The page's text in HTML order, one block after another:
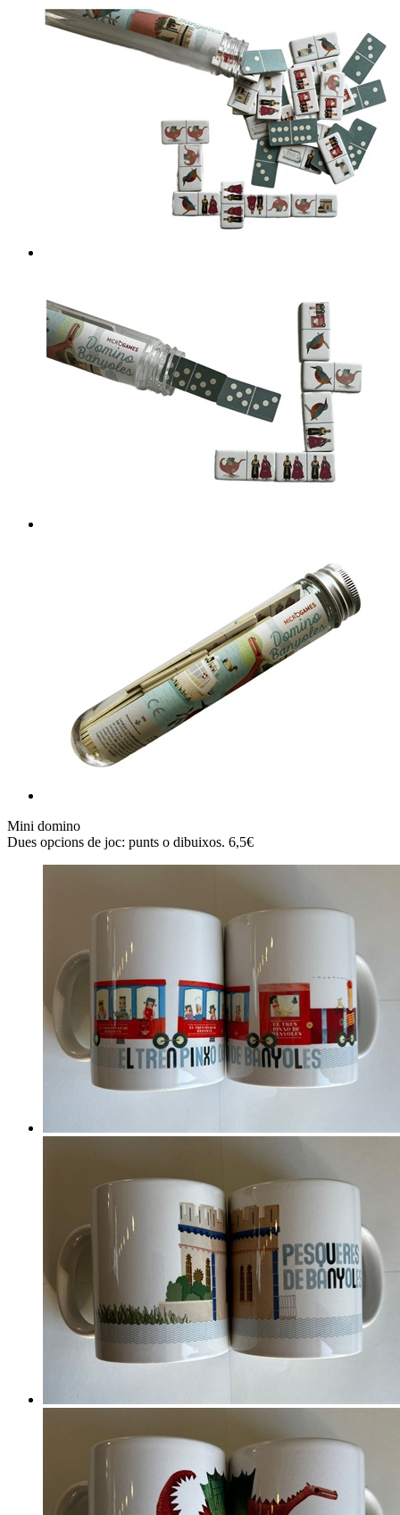
Mini domino
Dues opcions de joc: punts o dibuixos. 6,5€